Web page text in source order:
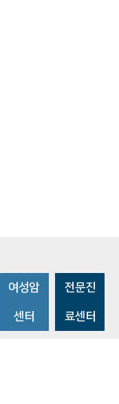
여성암
센터
전문진
료센터